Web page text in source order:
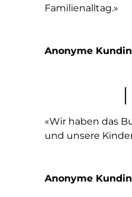
Familienalltag.»
Anonyme Kundin
«Wir haben das
und unsere
Anonyme Kundin